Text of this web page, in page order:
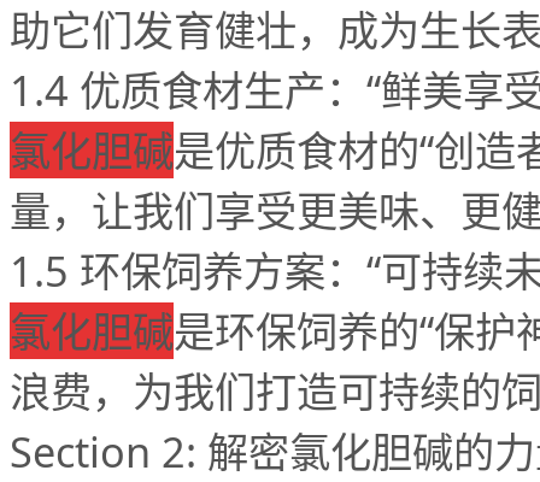
助它们发育健壮，成为生长
1.4 优质食材生产： “鲜美享
氯化胆碱是优质食材的“创造
量，让我们享受更美味、更
1.5 环保饲养方案： “可持续
氯化胆碱是环保饲养的“保护
浪费，为我们打造可持续的
Section 2: 解密氯化胆碱的